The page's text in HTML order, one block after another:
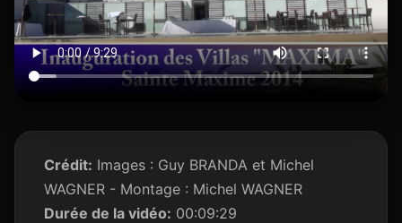
Crédit: Images : Guy BRANDA et Michel
WAGNER - Montage : Michel WAGNER
Durée de la vidéo: 00:09:29